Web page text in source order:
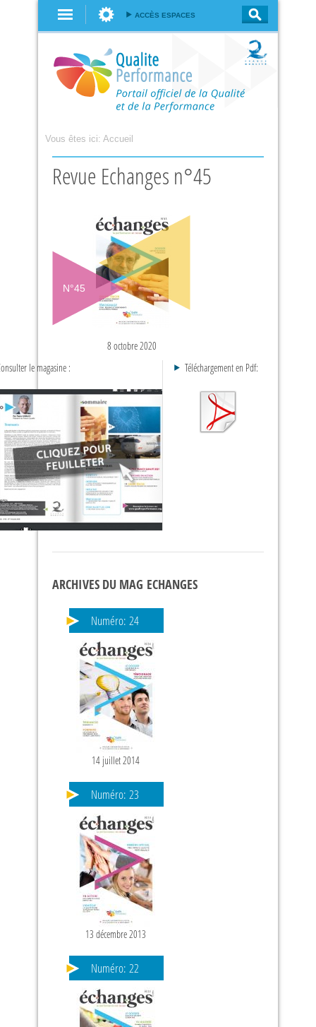
ACCÈS ESPACES
Vous êtes ici: Accueil
Revue Echanges n°45
N°45
8 octobre 2020
le magasine :
Téléchargement en Pdf:
ARCHIVES DU MAG ECHANGES
Numéro: 24
14 juillet 2014
Numéro: 23
13 décembre 2013
Numéro: 22